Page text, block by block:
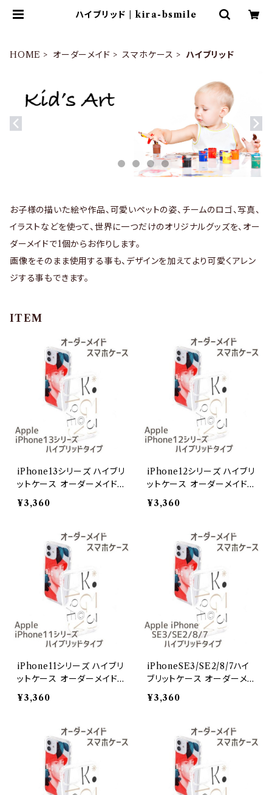
ハイブリッド | kira-bsmile
HOME オーダーメイド スマホケース ハイブリッド
お子様の描いた絵や作品、可愛いペットの姿、チームのロゴ、写真、
イラストなどを使って、世界に一つだけのオリジナルグッズを、オー
ダーメイドで1個からお作りします。
画像をそのまま使用する事も、デザインを加えてより可愛くアレン
ジする事もできます。
ITEM
iPhone13シリーズ ハイブリ
ットケース オーダーメイドi
Phone 13
¥3,360
iPhone12シリーズ ハイブリ
ットケース オーダーメイドi
Phone 12
¥3,360
iPhone11シリーズ ハイブリ
ットケース オーダーメイドi
Phone11
¥3,360
iPhoneSE3/SE2/8/7ハイ
ブリットケース オーダーメ
イド
¥3,360